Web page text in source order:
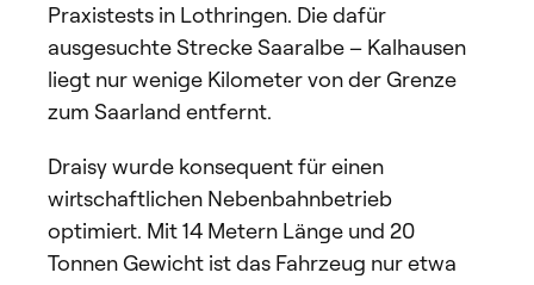
Praxistests in Lothringen. Die dafür
ausgesuchte Strecke Saaralbe – Kalhausen
liegt nur wenige Kilometer von der Grenze
zum Saarland entfernt.
Draisy wurde konsequent für einen
wirtschaftlichen Nebenbahnbetrieb
optimiert. Mit 14 Metern Länge und 20
Tonnen Gewicht ist das Fahrzeug nur etwa